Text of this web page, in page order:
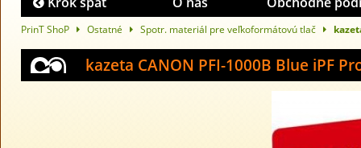
PrinT ShoP Ostatné Spotr. materiál pre veľkoformátovú tlač
kazeta CANON PFI-1000B Blue iPF